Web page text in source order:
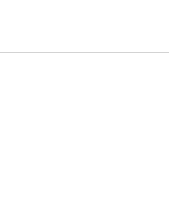
alapozóval (1 rétegben, min. 40µm
használat közben is. A Trinát
a felhasználót az adott festendő